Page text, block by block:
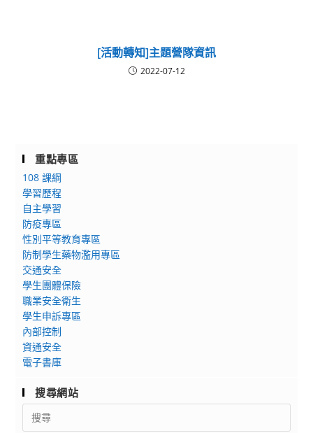
[活動轉知]主題營隊資訊
2022-07-12
重點專區
108 課綱
學習歷程
自主學習
防疫專區
性別平等教育專區
防制學生藥物濫用專區
交通安全
學生團體保險
職業安全衛生
學生申訴專區
內部控制
資通安全
電子書庫
搜尋網站
Search
for: